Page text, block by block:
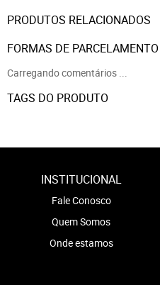
PRODUTOS RELACIONADOS
FORMAS DE PARCELAMENTO
Carregando comentários ...
TAGS DO PRODUTO
INSTITUCIONAL
Fale Conosco
Quem Somos
Onde estamos